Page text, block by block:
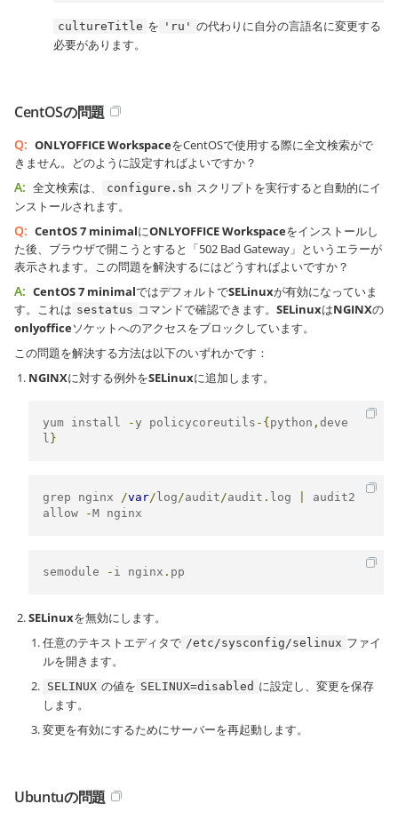
cultureTitle を 'ru' の代わりに自分の言語名に変更する
必要があります。
CentOSの問題
Q: ONLYOFFICE WorkspaceをCentOSで使用する際に全文検索がで
きません。どのように設定すればよいですか？
A: 全文検索は、 configure.sh スクリプトを実行すると自動的にイ
ンストールされます。
Q: CentOS 7 minimalにONLYOFFICE Workspaceをインストールし
た後、ブラウザで開こうとすると「502 Bad Gateway」というエラーが
表示されます。この問題を解決するにはどうすればよいですか？
A: CentOS 7 minimalではデフォルトでSELinuxが有効になっていま
す。これは sestatus コマンドで確認できます。 SELinuxはNGINXの
onlyofficeソケットへのアクセスをブロックしています。
この問題を解決する方法は以下のいずれかです：
NGINXに対する例外をSELinuxに追加します。
yum install - y policycoreutils -{ python , deve
l }
grep nginx /var/ log/audit/audit . log
audit2
allow
-M nginx
semodule - i nginx . pp
SELinuxを無効にします。
任意のテキストエディタで /etc/sysconfig/selinux ファイ
ルを開きます。
SELINUX の値を SELINUX=disabled に設定し、変更を保存
します。
変更を有効にするためにサーバーを再起動します。
Ubuntuの問題